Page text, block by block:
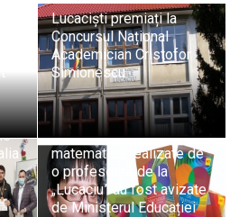
Lucaciști premiați la
Concursul Național
Academician Cristofor
Simionescu
Patru auxiliare școlare de
matematică realizate de
o profesoară de la
„Lucaciu” au fost avizate
de Ministerul Educației